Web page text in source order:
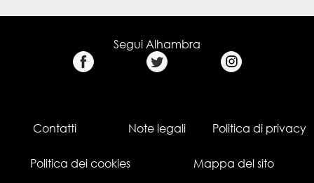
Segui Alhambra
Contatti Note legali Politica di privacy
Politica dei cookies Mappa del sito